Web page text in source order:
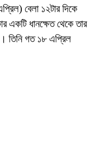
বেলা ১২টার দিকে
একটি ধানক্ষেত থেকে তার
তিনি গত ১৮ এপ্রিল